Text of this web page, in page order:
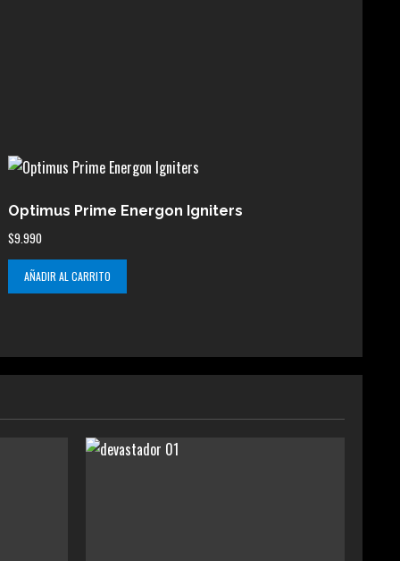
Optimus Prime Energon Igniters
$9.990
AÑADIR AL CARRITO